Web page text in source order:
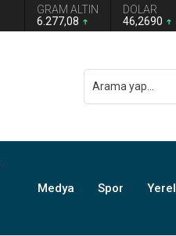
GRAM ALTIN
6.277,08
DOLAR
46,2690
Medya Spor Yerel